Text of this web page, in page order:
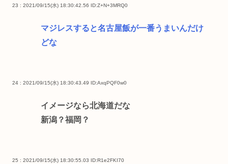
23 : 2021/09/15(水) 18:30:42.56 ID:Z+N+3MRQ0
マジレスすると名古屋飯が一番うまいんだけ
どな
24 : 2021/09/15(水) 18:30:43.49 ID:AxqPQF0w0
イメージなら北海道だな
新潟？福岡？
25 : 2021/09/15(水) 18:30:55.03 ID:R1e2FKI70